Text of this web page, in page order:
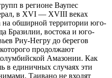
в регионе Ваупес
в XVI — XVIII веках
на обширной территории юго-
Бразилии, востока и юго-
Риу-Негру до берегов
продолжают
Амазонии. Как
в единичных случаях эти
Таивано не входят